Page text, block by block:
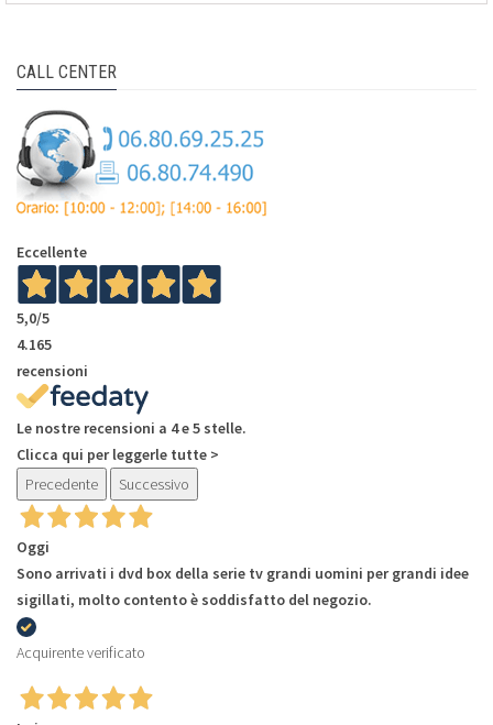
CALL CENTER
Eccellente
5,0/5
4.165
recensioni
Le nostre recensioni a 4 e 5 stelle.
Clicca qui per leggerle tutte >
Precedente
Successivo
Oggi
Sono arrivati i dvd box della serie tv grandi uomini per grandi idee
sigillati, molto contento è soddisfatto del negozio.
Acquirente verificato